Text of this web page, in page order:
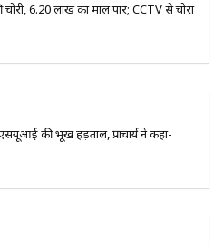
6.20 लाख का माल पार; CCTV से चोरों
की भूख हड़ताल, प्राचार्य ने कहा-